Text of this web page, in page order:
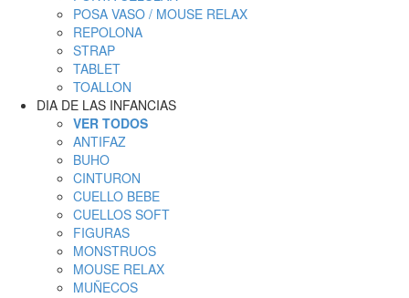
POSA VASO / MOUSE RELAX
REPOLONA
STRAP
TABLET
TOALLON
DIA DE LAS INFANCIAS
VER TODOS
ANTIFAZ
BUHO
CINTURON
CUELLO BEBE
CUELLOS SOFT
FIGURAS
MONSTRUOS
MOUSE RELAX
MUÑECOS